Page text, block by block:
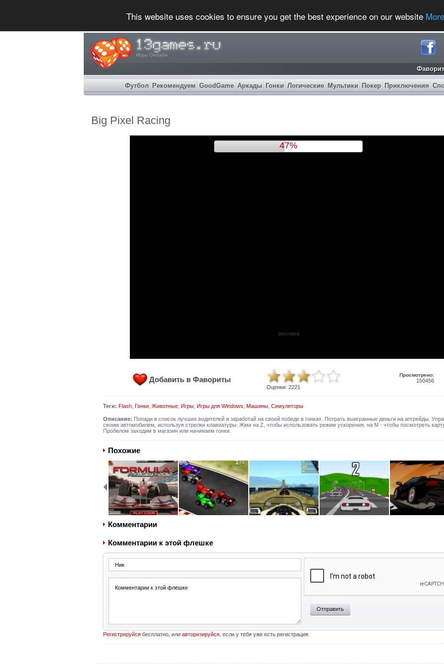
This website uses cookies to ensure you get the best experience on our website
Игры Онлайн
Футбол Рекомендуем GoodGame Аркады Гонки Логические Мультики Покер Приключения
Big Pixel Racing
51%
реклама
Добавить в Фавориты
Оценки: 2221
Просмотрено:
150456
Теги: Flash, Гонки, Животные, Игры, Игры для Windows Машины, Симуляторы
Описание: Попади в список лучших водителей и заработай на своей победе в гонках. Потрать выигранные деньги на апгрейды.
своим автомобилем, используя стрелки клавиатуры. Жми на Z, чтобы использовать режим ускорения, на M - чтобы посмотреть
Пробелом заходим в магазин или начинаем гонки.
Похожие
Комментарии
Комментарии к этой флешке
Отправить
Регистрируйсябесплатно, или авторизируйся, если у тебя уже есть регистрация.